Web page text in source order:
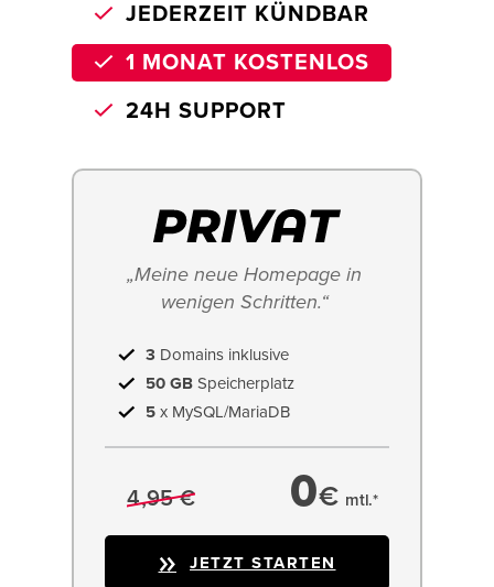
JEDERZEIT KÜNDBAR
1 MONAT KOSTENLOS
24H SUPPORT
„Meine neue Homepage in
wenigen Schritten.“
3 Domains inklusive
50 GB Speicherplatz
5 x MySQL/MariaDB
4,95 € 0€ mtl.*
JETZT STARTEN